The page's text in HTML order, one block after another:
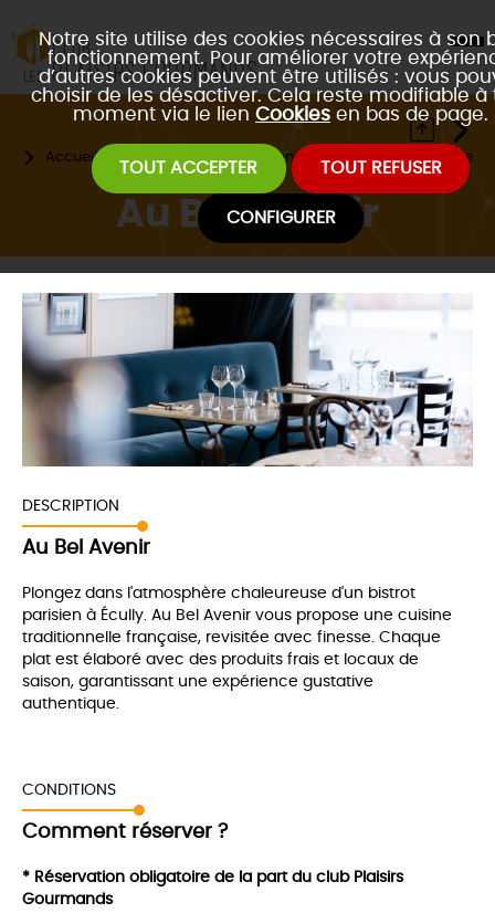
Notre site utilise des cookies nécessaires à son
fonctionnement. Pour améliorer votre
d’autres cookies peuvent être utilisés : vous
choisir de les désactiver. Cela reste modifiable à
moment via le lien Cookies en bas de page.
TOUT ACCEPTER TOUT REFUSER
CONFIGURER
Accueil Les restaurants partenaires Type de cuisine
Au Bel Avenir
DESCRIPTION
Au Bel Avenir
Plongez dans l'atmosphère chaleureuse d'un bistrot
parisien à Écully. Au Bel Avenir vous propose une cuisine
traditionnelle française, revisitée avec finesse. Chaque
plat est élaboré avec des produits frais et locaux de
saison, garantissant une expérience gustative
authentique.
CONDITIONS
Comment réserver ?
* Réservation obligatoire de la part du club Plaisirs
Gourmands